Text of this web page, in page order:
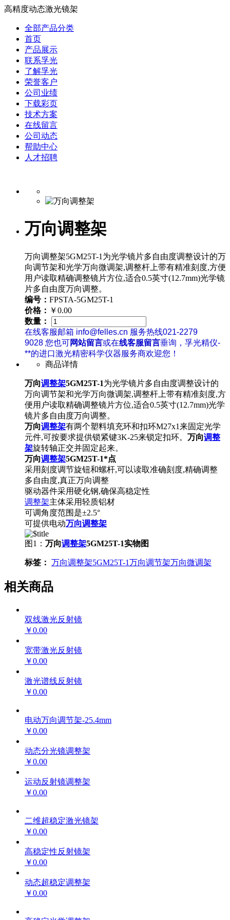
高精度动态激光镜架
全部产品分类
首页
产品展示
联系孚光
了解孚光
荣誉客户
公司业绩
下载彩页
技术方案
在线留言
公司动态
帮助中心
人才招聘
万向调整架
万向调整架5GM25T-1为光学镜片多自由度调整设计的万
向调节架和光学万向微调架,调整杆上带有精准刻度,方便
用户读取精确调整镜片方位,适合0.5英寸(12.7mm)光学镜
片多自由度万向调整。
编号： FPSTA-5GM25T-1
价格： ￥0.00
数量：
在线客服邮箱 info@felles.cn 服务热线021-2279
9028 您也可网站留言或在线客服留言垂询，孚光精仪-
**的进口激光精密科学仪器服务商欢迎您！
商品详情
万向调整架5GM25T-1为光学镜片多自由度调整设计的
万向调节架和光学万向微调架,调整杆上带有精准刻度,方
便用户读取精确调整镜片方位,适合0.5英寸(12.7mm)光学
镜片多自由度万向调整。
万向调整架有两个塑料填充环和扣环M27x1来固定光学
元件,可按要求提供锁紧键3K-25来锁定扣环。 万向调整
架旋转轴正交并固定起来。
万向调整架5GM25T-1*点
采用刻度调节旋钮和螺杆,可以读取准确刻度,精确调整
多自由度,真正万向调整
驱动器件采用硬化钢,确保高稳定性
调整架主体采用轻质铝材
可调角度范围是±2.5°
可提供电动万向调整架
图1： 万向调整架5GM25T-1实物图
标签： 万向调整架5GM25T-1万向调节架万向微调架
相关商品
双线激光反射镜
￥0.00
宽带激光反射镜
￥0.00
激光谱线反射镜
￥0.00
电动万向调节架-25.4mm
￥0.00
动态分光镜调整架
￥0.00
运动反射镜调整架
￥0.00
二维超稳定激光镜架
￥0.00
高稳定性反射镜架
￥0.00
动态超稳定调整架
￥0.00